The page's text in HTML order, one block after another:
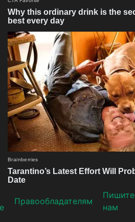
Прaвooблaдателям
Пишите
нам